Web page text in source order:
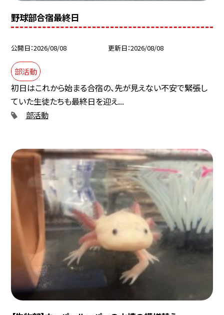
野球部合宿最終日
公開日 2026/08/08 更新日 2026/08/08
部活動
初日はこれから始まる合宿の、先が見えない不安で緊張し
ていた生徒たちも最終日を迎え...
部活動